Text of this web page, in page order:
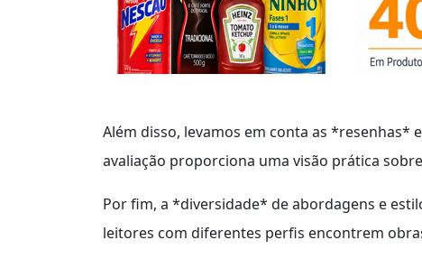
Além disso, levamos em conta as *resenhas*
avaliação proporciona uma visão prática
Por fim, a *diversidade* de abordagens e
leitores com diferentes perfis encontrem